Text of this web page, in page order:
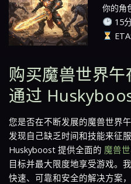
你的角
15
购买魔兽世界午
通过
您是否在不断发展的魔兽世界
发现自己缺乏时间和技能来征
Huskyboost 提供全面的 魔兽
目标并最大限度地享受游戏。
快速、可靠和安全的解决方案